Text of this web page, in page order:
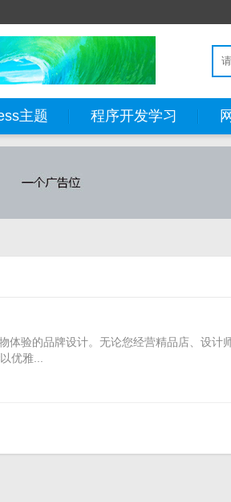
主题 程序开发学习
体验的品牌设计。无论您经营精品店、设计
优雅...